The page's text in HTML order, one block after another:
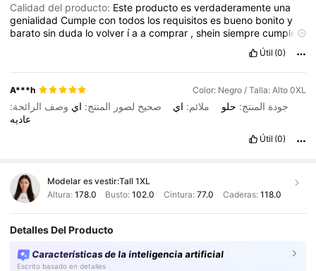
Calidad del producto: Este productoesverdaderamente una
genialidadCumplecontodos los requisitoses bueno bonitoy
baratosinduda lovolver íaacomprar ,sheinsiemprecumple
Útil (0)
A***h Color: Negro / Talla: Alto 0XL
جودة المنتج: حلو ملائم: اي صحيح لصور المنتج: اي وصف الرائحة:
عاديه
Útil (0)
Modelar es vestir:Tall 1XL
Altura: 178.0 Busto:102.0 Cintura: 77.0 Caderas: 118.0
Detalles Del Producto
Características de la inteligencia artificial
Escrito basado en detalles